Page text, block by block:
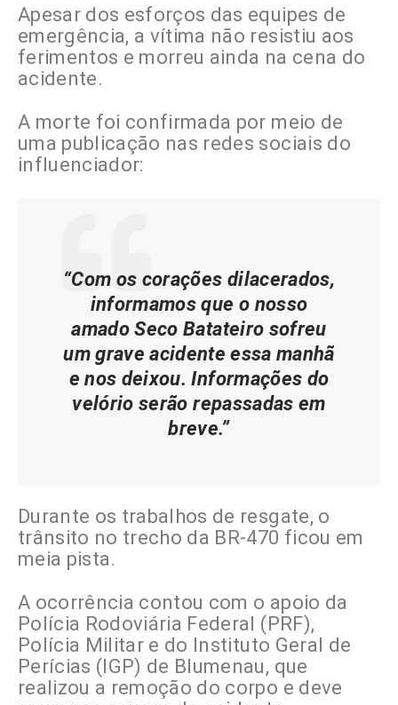
Apesar dos esforços das equipes de
emergência, a vítima não resistiu aos
ferimentos e morreu ainda na cena do
acidente.
A morte foi confirmada por meio de
uma publicação nas redes sociais do
influenciador:
“Com os corações dilacerados,
informamos que o nosso
amado Seco Batateiro sofreu
um grave acidente essa manhã
e nos deixou. Informações do
velório serão repassadas em
breve.”
Durante os trabalhos de resgate, o
trânsito no trecho da BR-470 ficou em
meia pista.
A ocorrência contou com o apoio da
Polícia Rodoviária Federal (PRF),
Polícia Militar e do Instituto Geral de
Perícias (IGP) de Blumenau, que
realizou a remoção do corpo e deve